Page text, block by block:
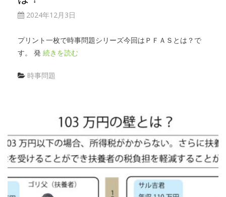
2024年12月3日
プリント一枚で時事問題シリーズ今回はＰＦＡＳとは？で
す。 発 続きを読む
時事問題